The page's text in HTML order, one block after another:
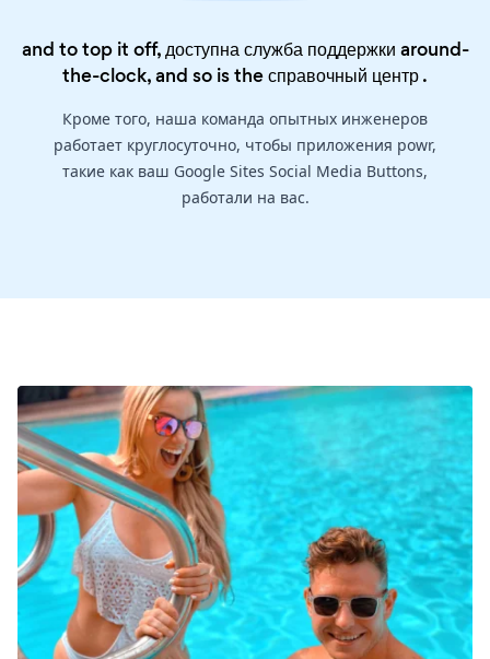
and to top it off, доступна служба поддержки around-
the-clock, and so is theсправочный центр.
Кроме того, наша команда опытных инженеров
работает круглосуточно, чтобы приложения powr,
такие как ваш Google Sites Social Media Buttons,
работали на вас.